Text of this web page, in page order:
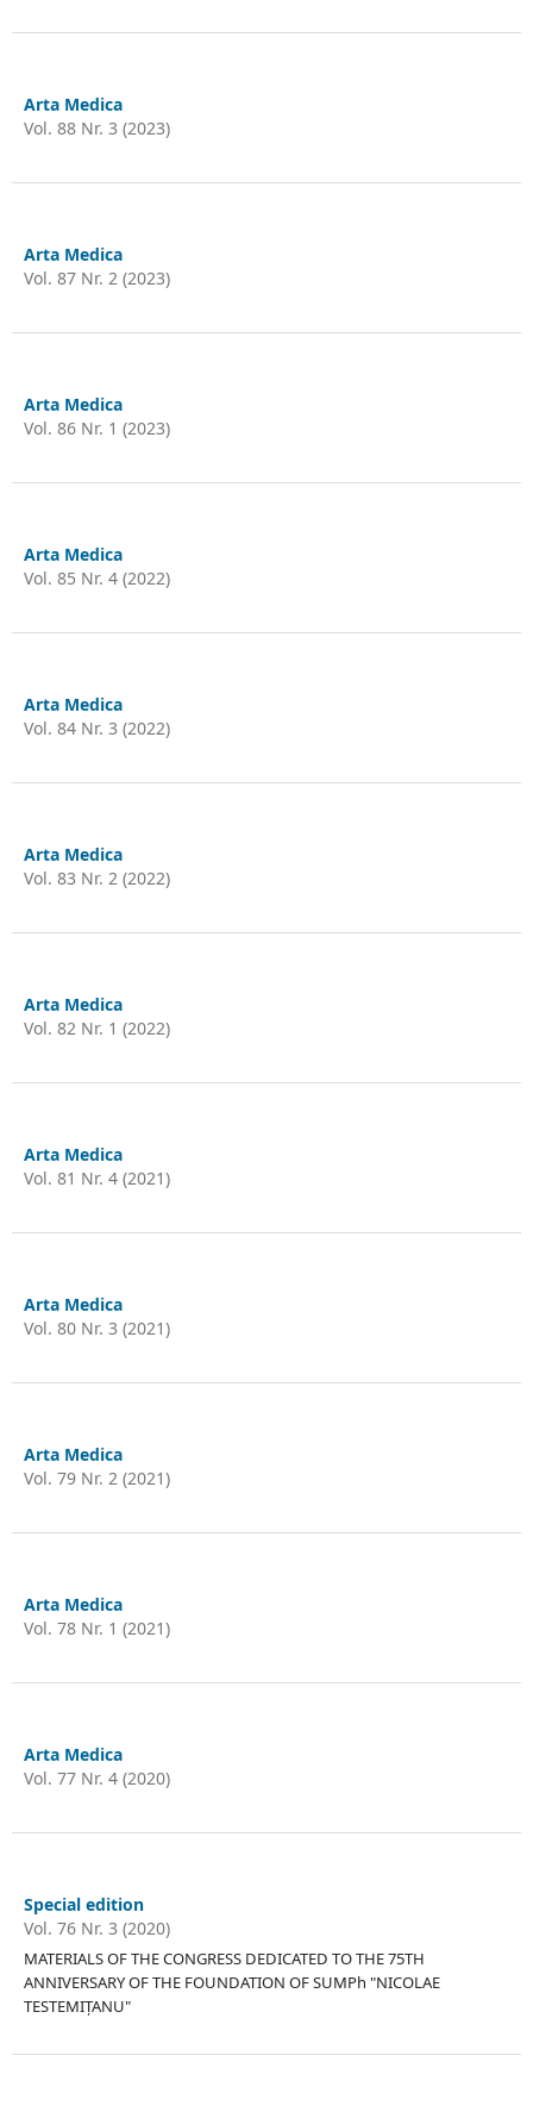
Arta Medica
Vol. 88 Nr. 3 (2023)
Arta Medica
Vol. 87 Nr. 2 (2023)
Arta Medica
Vol. 86 Nr. 1 (2023)
Arta Medica
Vol. 85 Nr. 4 (2022)
Arta Medica
Vol. 84 Nr. 3 (2022)
Arta Medica
Vol. 83 Nr. 2 (2022)
Arta Medica
Vol. 82 Nr. 1 (2022)
Arta Medica
Vol. 81 Nr. 4 (2021)
Arta Medica
Vol. 80 Nr. 3 (2021)
Arta Medica
Vol. 79 Nr. 2 (2021)
Arta Medica
Vol. 78 Nr. 1 (2021)
Arta Medica
Vol. 77 Nr. 4 (2020)
Special edition
Vol. 76 Nr. 3 (2020)
MATERIALS OF THE CONGRESS DEDICATED TO THE 75TH
ANNIVERSARY OF THE FOUNDATION OF SUMPh "NICOLAE
TESTEMIȚANU"